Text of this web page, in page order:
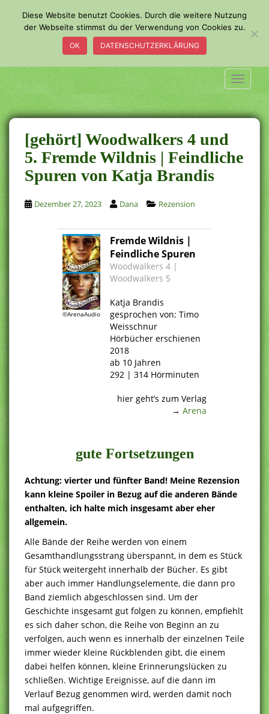
o
m
a
i
n
c
o
n
t
e
n
t
[gehört] Woodwalkers 4 und
5. Fremde Wildnis | Feindliche
Spuren von Katja Brandis
Dezember 27, 2023 Dana Rezension
©ArenaAudio
Fremde Wildnis |
Feindliche Spuren
Woodwalkers 4 |
Woodwalkers 5
Katja Brandis
gesprochen von: Timo
Weisschnur
Hörbücher erschienen
2018
ab 10 Jahren
292 | 314 Hörminuten
hier geht’s zum Verlag
→ Arena
gute Fortsetzungen
Achtung: vierter und fünfter Band! Meine Rezension
kann kleine Spoiler in Bezug auf die anderen Bände
enthalten, ich halte mich insgesamt aber eher
allgemein.
Alle Bände der Reihe werden von einem
Gesamthandlungsstrang überspannt, in dem es Stück
für Stück weitergeht innerhalb der Bücher. Es gibt
aber auch immer Handlungselemente, die dann pro
Band ziemlich abgeschlossen sind. Um der
Geschichte insgesamt gut folgen zu können, empfiehlt
es sich daher schon, die Reihe von Beginn an zu
verfolgen, auch wenn es innerhalb der einzelnen Teile
immer wieder kleine Rückblenden gibt, die einem
dabei helfen können, kleine Erinnerungslücken zu
schließen. Wichtige Ereignisse, auf die dann im
Verlauf Bezug genommen wird, werden damit noch
mal aufgegriffen.
Diese Website benutzt Cookies. Durch die weitere Nutzung
der Webseite stimmst du der Verwendung von Cookies zu.
OK DATENSCHUTZERKLÄRUNG